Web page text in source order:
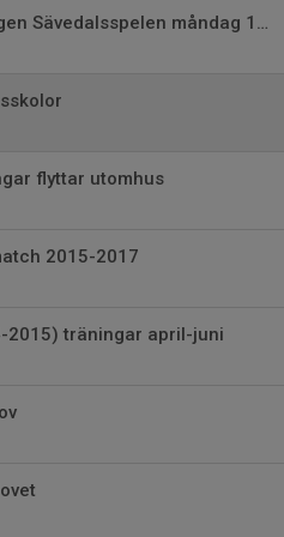
Sista anmälningsdagen Sävedalsspelen måndag 18/5
flyttar utomhus
2015-2017
2015) träningar april-juni